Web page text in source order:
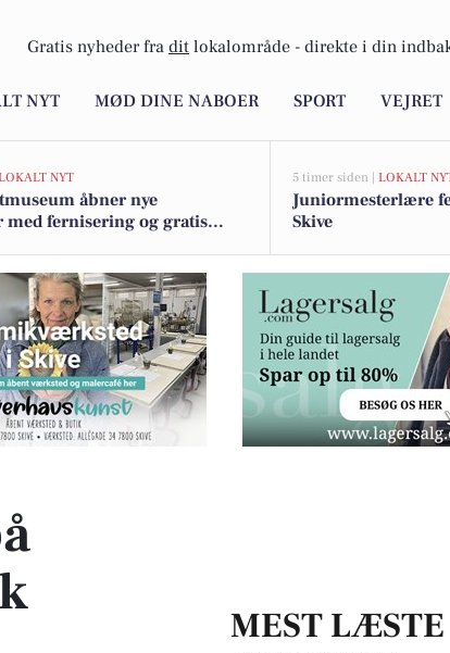
Gratis nyheder fra dit lokalområde - direkte i din
NYT MØD DINE NABOER SPORT VEJRET
NYT
åbner nye
fernisering og gratis
5 timer siden | LOKALT
Juniormesterlære
Skive
MEST LÆSTE